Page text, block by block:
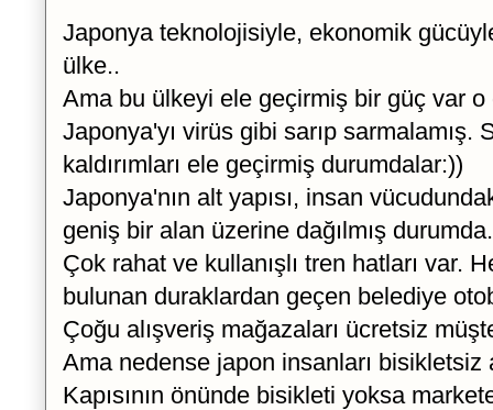
Japonya teknolojisiyle, ekonomik
ülke..
Ama bu ülkeyi ele geçirmiş bir güç var
Japonya'yı virüs gibi sarıp sarmalamış.
kaldırımları ele geçirmiş durumdalar:))
Japonya'nın alt yapısı, insan
geniş bir alan üzerine dağılmış
Çok rahat ve kullanışlı tren hatları var.
bulunan duraklardan geçen belediye
Çoğu alışveriş mağazaları ücretsiz
Ama nedense japon insanları bisikletsiz
Kapısının önünde bisikleti yoksa